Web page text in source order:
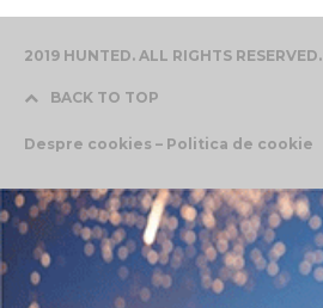
2019 HUNTED. ALL RIGHTS RESERVED.
BACK TO TOP
Despre cookies – Politica de cookie